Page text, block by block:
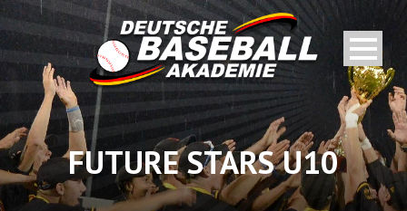
FUTURE STARS U10